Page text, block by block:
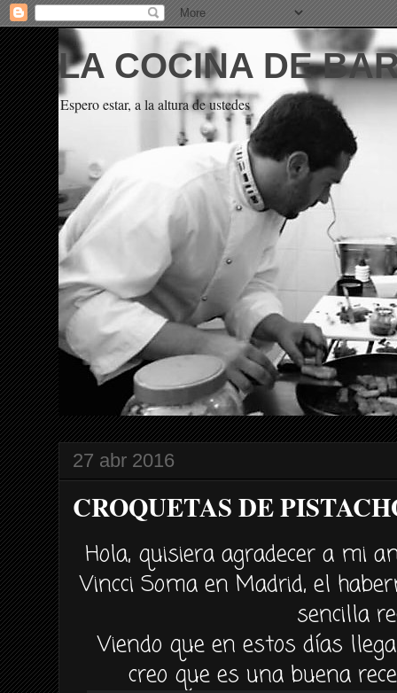
LA COCINA DE
Espero estar, a la altura de ustedes
27 abr 2016
CROQUETAS DE
Hola, quisiera agradecer a mi
Vincci Soma en Madrid, el
sencilla
Viendo que en estos días
creo que es una buena